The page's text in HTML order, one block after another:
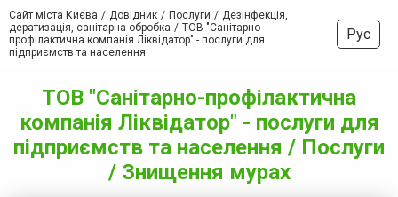
Сайт міста Києва Довідник Послуги
Дезінфекція,
дератизація, санітарна обробка
ТОВ "Санітарно-
профілактична компанія Ліквідатор" - послуги для
підприємств та населення
Рус
ТОВ "Санітарно-профілактична
компанія Ліквідатор" - послуги для
підприємств та населення / Послуги
/ Знищення мурах